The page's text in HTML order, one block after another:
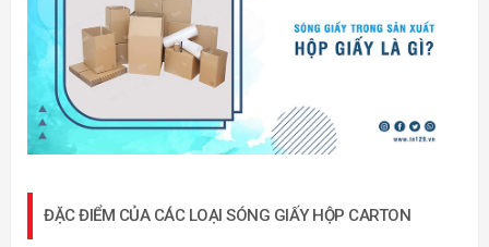
ĐẶC ĐIỂM CỦA CÁC LOẠI SÓNG GIẤY HỘP CARTON